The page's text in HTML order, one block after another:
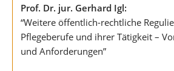
Prof. Dr. jur. Gerhard Igl:
“Weitere öffentlich-rechtliche
Pflegeberufe und ihrer Tätigkeit –
und Anforderungen”